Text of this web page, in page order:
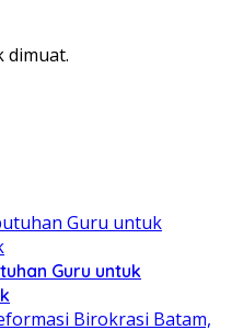
dimuat.
Guru untuk